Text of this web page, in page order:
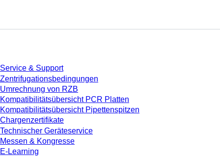
Service & Support
Zentrifugationsbedingungen
Umrechnung von RZB
Kompatibilitätsübersicht PCR Platten
Kompatibilitätsübersicht Pipettenspitzen
Chargenzertifikate
Technischer Geräteservice
Messen & Kongresse
E-Learning